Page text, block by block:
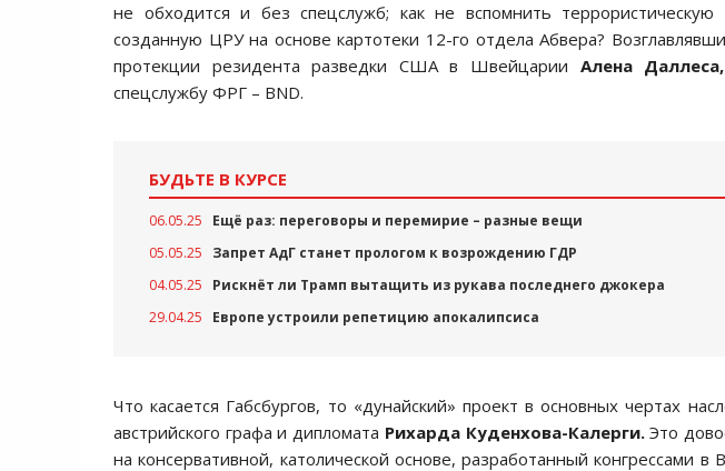
не обходится и без спецслужб; как не вспомнить террористическую
созданную ЦРУ на основе картотеки 12-го отдела Абвера?
протекции резидента разведки США в Швейцарии Алена Даллеса,
спецслужбу ФРГ – BND.
БУДЬТЕ В КУРСЕ
06.05.25
Ещё раз: переговоры и перемирие – разные вещи
05.05.25
Запрет АдГ станет прологом к возрождению ГДР
04.05.25
Рискнёт ли Трамп вытащить из рукава последнего джокера
29.04.25
Европе устроили репетицию апокалипсиса
Что касается Габсбургов, то «дунайский» проект в основных чертах
австрийского графа и дипломата Рихарда Куденхова-Калерги.Это
на консервативной, католической основе, разработанный конгрессами